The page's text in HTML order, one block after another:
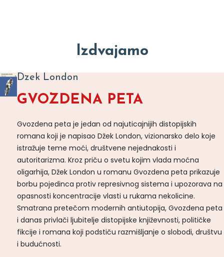
Izdvajamo
Dzek London
GVOZDENA PETA
Gvozdena peta je jedan od najuticajnijih distopijskih
romana koji je napisao Džek London, vizionarsko delo koje
istražuje teme moći, društvene nejednakosti i
autoritarizma. Kroz priču o svetu kojim vlada moćna
oligarhija, Džek London u romanu Gvozdena peta prikazuje
borbu pojedinca protiv represivnog sistema i upozorava na
opasnosti koncentracije vlasti u rukama nekolicine.
Smatrana pretečom modernih antiutopija, Gvozdena peta
i danas privlači ljubitelje distopijske književnosti, političke
fikcije i romana koji podstiču razmišljanje o slobodi, društvu
i budućnosti.